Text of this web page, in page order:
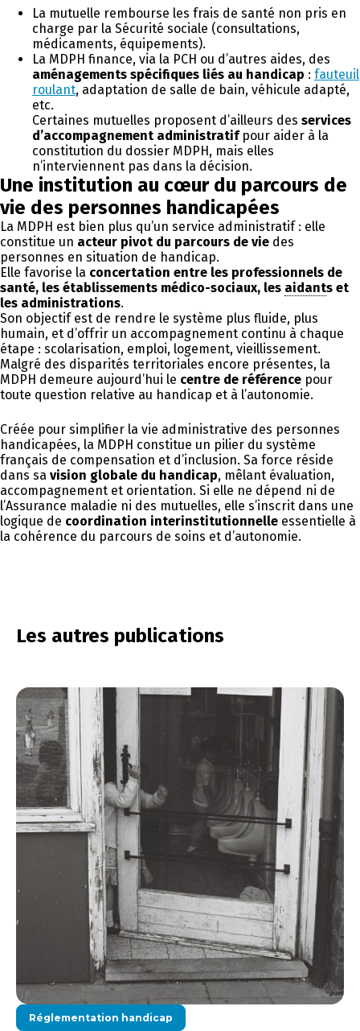
La mutuelle rembourse les frais de santé non pris en
charge par la Sécurité sociale (consultations,
médicaments, équipements).
La MDPH finance, via la PCH ou d’autres aides, des
aménagements spécifiques liés au handicap : fauteuil
roulant, adaptation de salle de bain, véhicule adapté,
etc.
Certaines mutuelles proposent d’ailleurs des services
d’accompagnement administratifpour aider à la
constitution du dossier MDPH, mais elles
n’interviennent pas dans la décision.
Une institution au cœur du parcours de
vie des personnes handicapées
La MDPH est bien plus qu’un service administratif : elle
constitue un acteur pivot du parcours de vie des
personnes en situation de handicap.
Elle favorise la concertation entre les professionnels de
santé, les établissements médico-sociaux, les aidants et
les administrations.
Son objectif est de rendre le système plus fluide, plus
humain, et d’offrir un accompagnement continu à chaque
étape : scolarisation, emploi, logement, vieillissement.
Malgré des disparités territoriales encore présentes, la
MDPH demeure aujourd’hui le centre de référence pour
toute question relative au handicap et à l’autonomie.
Créée pour simplifier la vie administrative des personnes
handicapées, la MDPH constitue un pilier du système
français de compensation et d’inclusion. Sa force réside
dans sa vision globale du handicap, mêlant évaluation,
accompagnement et orientation. Si elle ne dépend ni de
l’Assurance maladie ni des mutuelles, elle s’inscrit dans une
logique de coordination interinstitutionnelle essentielle à
la cohérence du parcours de soins et d’autonomie.
Les autres publications
Réglementation handicap